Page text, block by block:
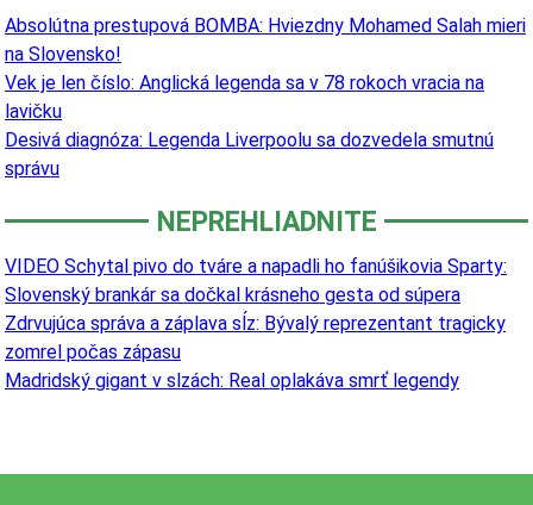
Absolútna prestupová BOMBA: Hviezdny Mohamed Salah mieri
na Slovensko!
Vek je len číslo: Anglická legenda sa v 78 rokoch vracia na
lavičku
Desivá diagnóza: Legenda Liverpoolu sa dozvedela smutnú
správu
NEPREHLIADNITE
VIDEO Schytal pivo do tváre a napadli ho fanúšikovia Sparty:
Slovenský brankár sa dočkal krásneho gesta od súpera
Zdrvujúca správa a záplava sĺz: Bývalý reprezentant tragicky
zomrel počas zápasu
Madridský gigant v slzách: Real oplakáva smrť legendy